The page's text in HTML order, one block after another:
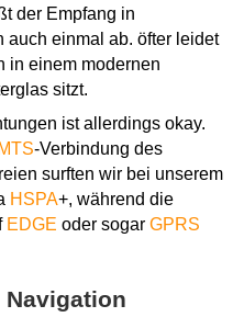
der Empfang in
auch einmal ab. öfter leidet
in einem modernen
sitzt.
ist allerdings okay.
-Verbindung des
surften wir bei unserem
HSPA+, während die
EDGE oder sogar GPRS